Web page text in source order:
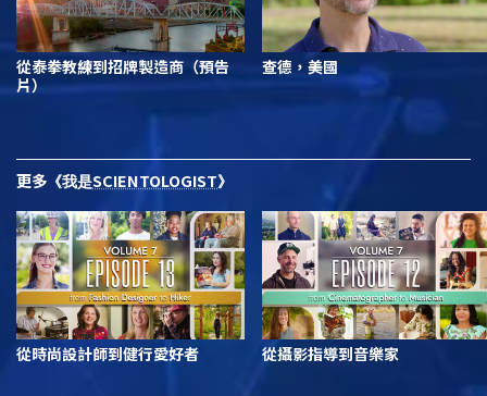
從泰拳教練到招牌製造商（預告
片）
查德，美國
更多 《我是SCIENTOLOGIST》
從時尚設計師到健行愛好者 從攝影指導到音樂家